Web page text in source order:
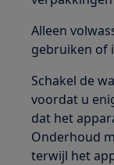
Alleen
gebruiken of
Schakel de
voordat u
dat het
Onderhoud
terwijl het